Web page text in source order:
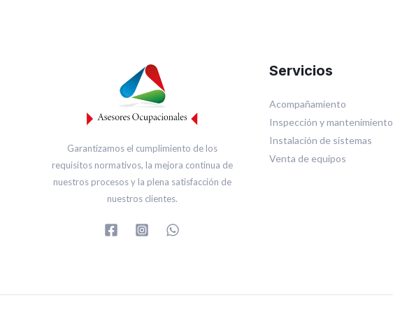
Garantizamos el cumplimiento de los
requisitos normativos, la mejora continua de
nuestros procesos y la plena satisfacción de
nuestros clientes.
Servicios
Acompañamiento
Inspección y mantenimiento
Instalación de sistemas
Venta de equipos